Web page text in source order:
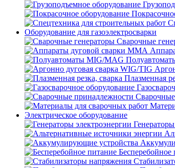
Оборудование для газоэлектросварки
Сварочные
Плазменная
Электрическое оборудование
Бесперебойное